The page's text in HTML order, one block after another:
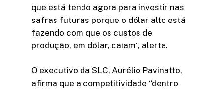
que está tendo agora para investir nas
safras futuras porque o dólar alto está
fazendo com que os custos de
produção, em dólar, caiam”, alerta.
O executivo da SLC, Aurélio Pavinatto,
afirma que a competitividade “dentro